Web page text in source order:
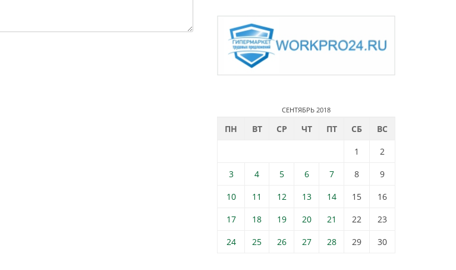
СЕНТЯБРЬ 2018
ПН ВТ СР ЧТ ПТ СБ
ВС
1
2
3
4 5 6 7 8
9
10
11 12 13 14 15
16
17
18 19 20 21 22
23
24
25 26 27 28 29 30